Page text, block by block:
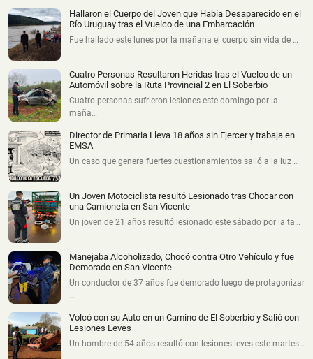
Hallaron el Cuerpo del Joven que Había Desaparecido en el
Río Uruguay tras el Vuelco de una Embarcación
Fue hallado este lunes por la mañana el cuerpo sin vida de …
Cuatro Personas Resultaron Heridas tras el Vuelco de un
Automóvil sobre la Ruta Provincial 2 en El Soberbio
Cuatro personas sufrieron lesiones este domingo por la
maña…
Director de Primaria Lleva 18 años sin Ejercer y trabaja en
EMSA
Un caso que genera fuertes cuestionamientos salió a la luz …
Un Joven Motociclista resultó Lesionado tras Chocar con
una Camioneta en San Vicente
Un joven de 21 años resultó lesionado este sábado por la ta…
Manejaba Alcoholizado, Chocó contra Otro Vehículo y fue
Demorado en San Vicente
Un conductor de 37 años fue demorado luego de protagonizar
…
Volcó con su Auto en un Camino de El Soberbio y Salió con
Lesiones Leves
Un hombre de 54 años resultó con lesiones leves este martes…